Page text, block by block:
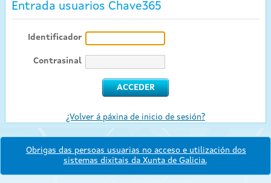
Entrada usuarios Chave365
Identificador
Contrasinal
¿Volver á páxina de inicio de sesión?
Obrigas das persoas usuarias no acceso e utilización dos
sistemas dixitais da Xunta de Galicia.